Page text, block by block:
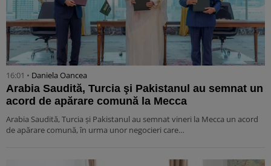
16:01 • Daniela Oancea
Arabia Saudită, Turcia şi Pakistanul au semnat un
acord de apărare comună la Mecca
Arabia Saudită, Turcia şi Pakistanul au semnat vineri la Mecca un acord
de apărare comună, în urma unor negocieri care…